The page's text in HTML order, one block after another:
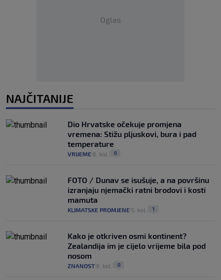
Oglas
NAJČITANIJE
Dio Hrvatske očekuje promjena
vremena: Stižu pljuskovi, bura i pad
temperature
VRIJEME 6. kol. 0
FOTO / Dunav se isušuje, a na površinu
izranjaju njemački ratni brodovi i kosti
mamuta
KLIMATSKE PROMJENE 5. kol. 1
Kako je otkriven osmi kontinent?
Zealandija im je cijelo vrijeme bila pod
nosom
ZNANOST 6. kol. 0